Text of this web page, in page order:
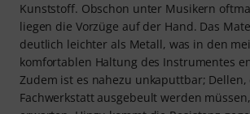
Kunststoff. Obschon unter Musikern
liegen die Vorzüge auf der Hand. Das
deutlich leichter als Metall, was in den
komfortablen Haltung des Instrumentes
Zudem ist es nahezu unkaputtbar;
Fachwerkstatt ausgebeult werden